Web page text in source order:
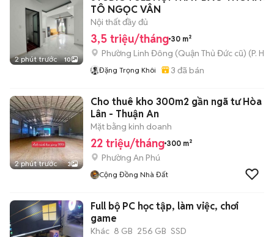
2 phút trước 10
TÔ NGỌC VÂN
Nội thất đầy đủ
3,5 triệu/tháng 30 m²
Phường Linh Đông (Quận Thủ Đức cũ) (P.
Đặng Trọng Khôi 3 đã bán
2 phút trước 3
Cho thuê kho 300m2 gần ngã tư Hòa
Lân - Thuận An
Mặt bằng kinh doanh
22 triệu/tháng 300 m²
Phường An Phú
Cộng Đồng Nhà Đất
Full bộ PC học tập, làm việc, chơi
game
Khác 8 GB 256 GB SSD